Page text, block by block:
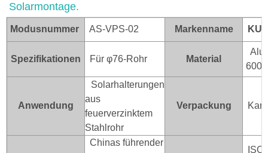
Solarmontage.
Modusnummer AS-VPS-02 Markenname
Spezifikationen Für φ76-Rohr Material
Anwendung
Solarhalterungen
aus
feuerverzinktem
Stahlrohr
Verpackung
Chinas führender
ISO